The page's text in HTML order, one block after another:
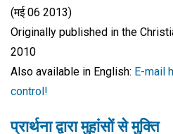
(मई 06 2013)
Originally published in the
2010
Also available in English: E-mail
control!
प्रार्थना द्वारा मुहांसों से मुक्ति